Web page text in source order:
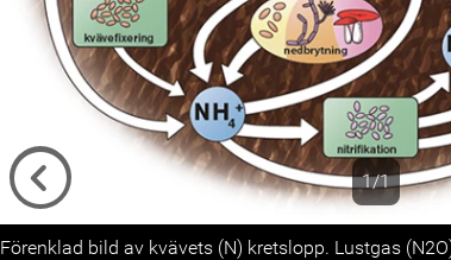
1/1
Previous
Förenklad bild av kvävets (N) kretslopp. Lustgas